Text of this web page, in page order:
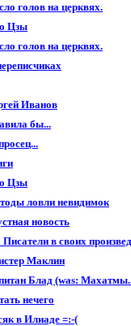
голов на цеpквях.
Цзы
голов на цеpквях.
Иванов
бы...
Цзы
ловли невидимок
новость
Писатели в своих
Маклин
Блад (was:
нечего
в Илиаде =:-(